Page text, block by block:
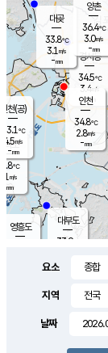
의도
℃
m/s
mm
영흥도
대부도
33.9
경서동
34.5℃
3.4 m/s
-mm
대곶
33.8℃
3.1 m/s
-mm
양촌
36.4℃
3.0m/s
-mm
인천(공)
33.1℃
4.5m/s
-mm
인천
34.8℃
2.8m/s
-mm
요소
지역
날짜